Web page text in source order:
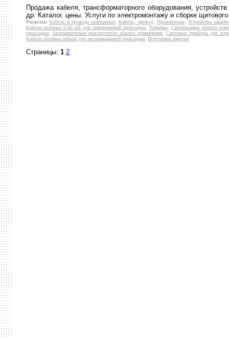
Продажа кабеля, трансформаторного оборудования,
др. Каталог, цены. Услуги по электромонтажу и сборке
Разделы: Кабели и провода монтажные,Кабель, провод, Прожекторы, Устройства
Кабели силовые 0.66 кВ для стационарной прокладки, Разъёмы, Светильники общего
прокладки,Автоматические выключатели общего применения,Световые приборы для
Кабели силовые гибкие для нестационарной прокладки, Источники энергии
Страницы: 1 2